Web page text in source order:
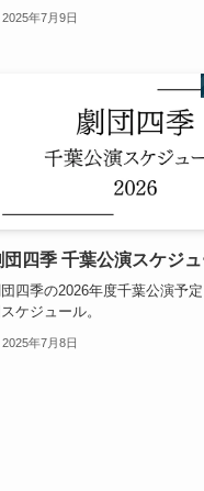
2025年7月9日
団四季 千葉公演スケジ
四季の2026年度千葉公演予
ケジュール。
2025年7月8日